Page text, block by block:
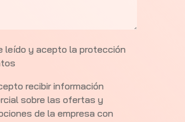
leído y acepto la protección
recibir información
sobre las ofertas y
de la empresa con